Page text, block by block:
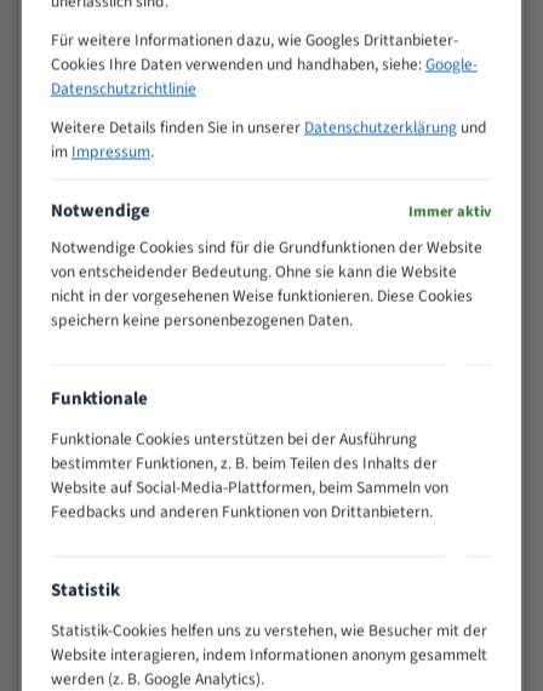
M (mm)
Zoll (ZpZ))
>
25
10/14
15 - 40
8/12
25 - 50
50 - 120
80 - 180
3/4
130 -
350
2/3
200 -
> 500
0,75/1,25
Vorteile:
Widerstandsfähig gegen Zahnbruch auch bei
wechselnde Verbindungslängen)
Sehr geringe Vibration
Für weitere Informationen dazu, wie Googles Drittanbieter-
Cookies Ihre Daten verwenden und handhaben, siehe:Google-
Datenschutzrichtlinie
Weitere Details finden Sie in unserer Datenschutzerklärungund
im Impressum.
Notwendige Immer aktiv
Notwendige Cookies sind für die Grundfunktionen der Website
von entscheidender Bedeutung. Ohne sie kann die Website
nicht in der vorgesehenen Weise funktionieren. Diese Cookies
speichern keine personenbezogenen Daten.
Funktionale
Funktionale Cookies unterstützen bei der Ausführung
bestimmter Funktionen, z. B. beim Teilen des Inhalts der
Website auf Social-Media-Plattformen, beim Sammeln von
Feedbacks und anderen Funktionen von Drittanbietern.
Statistik
Statistik-Cookies helfen uns zu verstehen, wie Besucher mit der
Website interagieren, indem Informationen anonym gesammelt
werden (z. B. Google Analytics).